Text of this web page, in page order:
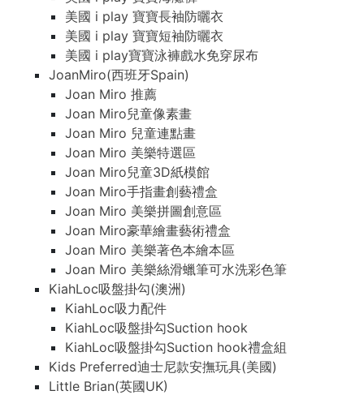
美國 i play 寶寶長袖防曬衣
美國 i play 寶寶短袖防曬衣
美國 i play寶寶泳褲戲水免穿尿布
JoanMiro(西班牙Spain)
Joan Miro 推薦
Joan Miro兒童像素畫
Joan Miro 兒童連點畫
Joan Miro 美樂特選區
Joan Miro兒童3D紙模館
Joan Miro手指畫創藝禮盒
Joan Miro 美樂拼圖創意區
Joan Miro豪華繪畫藝術禮盒
Joan Miro 美樂著色本繪本區
Joan Miro 美樂絲滑蠟筆可水洗彩色筆
KiahLoc吸盤掛勾(澳洲)
KiahLoc吸力配件
KiahLoc吸盤掛勾Suction hook
KiahLoc吸盤掛勾Suction hook禮盒組
Kids Preferred迪士尼款安撫玩具(美國)
Little Brian(英國UK)